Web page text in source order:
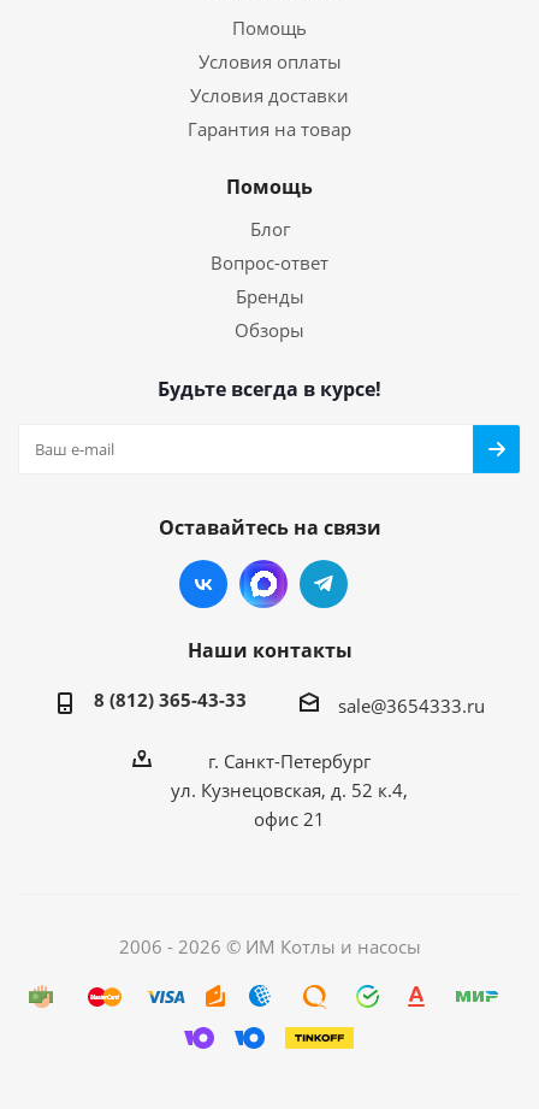
Помощь
Условия оплаты
Условия доставки
Гарантия на товар
Помощь
Блог
Вопрос-ответ
Бренды
Обзоры
Будьте всегда в курсе!
Оставайтесь на связи
Наши контакты
8 (812) 365-43-33 sale@3654333.ru
г. Санкт-Петербург
ул. Кузнецовская, д. 52 к.4,
офис 21
2006 - 2026 © ИМ Котлы и насосы